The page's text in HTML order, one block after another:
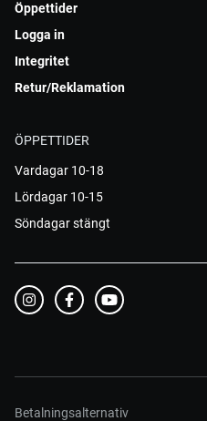
Öppettider
Logga in
Integritet
Retur/Reklamation
ÖPPETTIDER
Vardagar 10-18
Lördagar 10-15
Söndagar stängt
Betalningsalternativ